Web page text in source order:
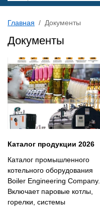
Главная / Документы
Документы
Каталог продукции 2026
Каталог промышленного
котельного оборудования
Boiler Engineering Company.
Включает паровые котлы,
горелки, системы